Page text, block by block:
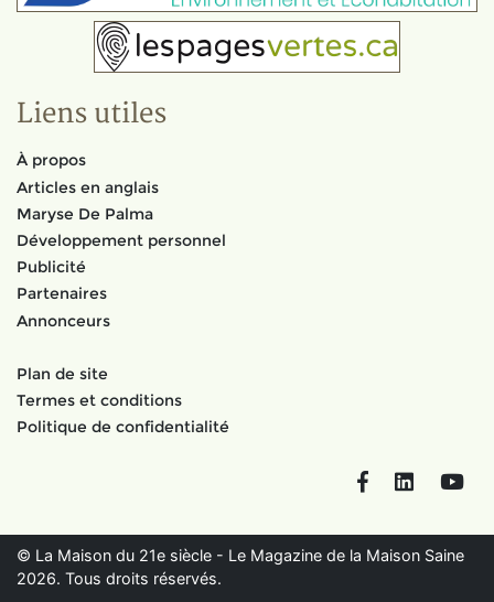
Liens utiles
À propos
Articles en anglais
Maryse De Palma
Développement personnel
Publicité
Partenaires
Annonceurs
Plan de site
Termes et conditions
Politique de confidentialité
FacebookLinkedIn
© La Maison du 21e siècle - Le Magazine de la Maison Saine
2026. Tous droits réservés.